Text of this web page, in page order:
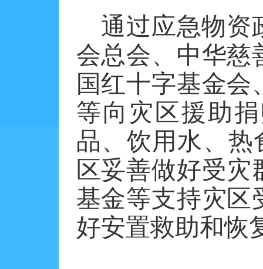
通过应急物资
会总会、中华慈
国红十字基金
等向灾区援助
品、饮用水、
区妥善做好受
基金等支持灾区
好安置救助和恢